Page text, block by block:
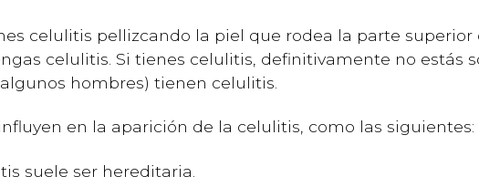
celulitis pellizcando la piel que rodea la parte superior
celulitis. Si tienes celulitis, definitivamente no estás
hombres) tienen celulitis.
en la aparición de la celulitis, como las siguientes:
suele ser hereditaria.